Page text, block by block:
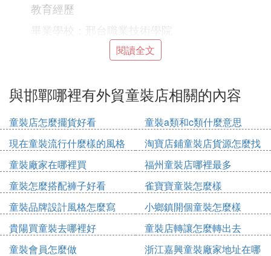
教育經歷
畢業學校：邢台職業技術學院
時間：xx-09至xx-07
學歷：大專
專業描述：系統學習了服裝設計服裝樣板服裝銷
售等理論知識
工作經驗
公司名稱：河北天悅貿易有限公司
職位名稱：跟單
工作時間：xx-03至xx-08
工作描述：負責日本童裝訂單的跟單工作，從面
輔料到大貨的生產和交貨整個環節的操作。熟悉石家
閱讀全文
與邯鄲哪裡有外貿童裝店相關的內容
童裝店怎麼擺貨好看
童裝a類和c類什麼意思
現在童裝流行什麼樣的風格
淘寶店鋪童裝店貨源怎麼找
童裝廠家在哪裡買
福州童裝店哪裡最多
童裝怎麼搭配褲子好看
雀寶寶童裝怎麼樣
童裝品牌設計風格怎麼寫
小鄉鎮開個童裝怎麼樣
貴陽買童裝去哪裡好
童裝店轉讓怎麼轉出去
童裝會員怎麼做
浙江嘉興童裝廠家地址在哪